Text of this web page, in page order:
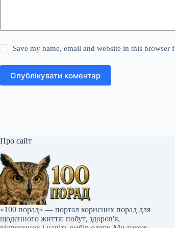
Save my name, email and website in this browser
Опублікувати коментар
Про сайт
«100 порад» — портал корисних порад для
щоденного життя: побут, здоров'я,